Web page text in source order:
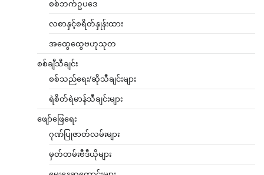
စစ်ဘက်ဥပဒေ
လစာနှင့်စရိတ်နှုန်းထား
အထွေထွေဗဟုသုတ
စစ်ချီသီချင်း
စစ်သည်ရေး/ဆိုသီချင်းများ
ရဲစိတ်ရဲမာန်သီချင်းများ
ဖျော်ဖြေရေး
ဂုဏ်ပြုဇာတ်လမ်းများ
မှတ်တမ်းဗီဒီယိုများ